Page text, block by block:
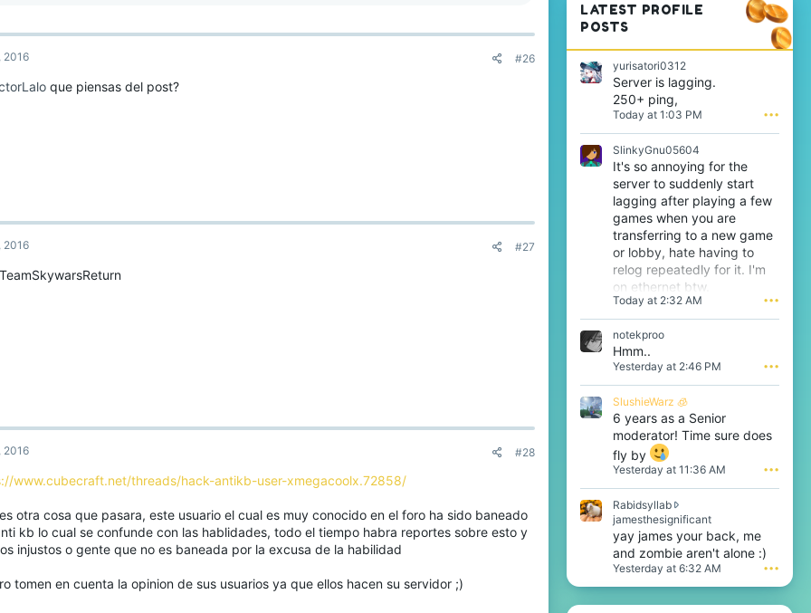
c
i
n
2016 #26
que piensas del post?
2016 #27
2016 #28
www.cubecraft.net/threads/hack-antikb-user-xmegacoolx.72858/
otra cosa que pasara, este usuario el cual es muy conocido en el foro ha sido baneado
kb lo cual se confunde con las hablidades, todo el tiempo habra reportes sobre esto y
injustos o gente que no es baneada por la excusa de la habilidad
tomen en cuenta la opinion de sus usuarios ya que ellos hacen su servidor ;)
LATEST PROFILE
POSTS
yurisatori0312
Server is lagging.
250+ ping,
Today at 1:03 PM •••
SlinkyGnu05604
It's so annoying for the
server to suddenly start
lagging after playing a few
games when you are
transferring to a new game
or lobby, hate having to
relog repeatedly for it. I'm
on ethernet btw.
Today at 2:32 AM •••
notekproo
Hmm..
Yesterday at 2:46 PM •••
SlushieWarz 🧊
6 years as a Senior
moderator! Time sure does
fly by
Yesterday at 11:36 AM •••
Rabidsyllab
jamesthesignificantR
a
b
i
d
s
y
yay james your back, me
and zombie aren't alone :)
Yesterday at 6:32 AM •••